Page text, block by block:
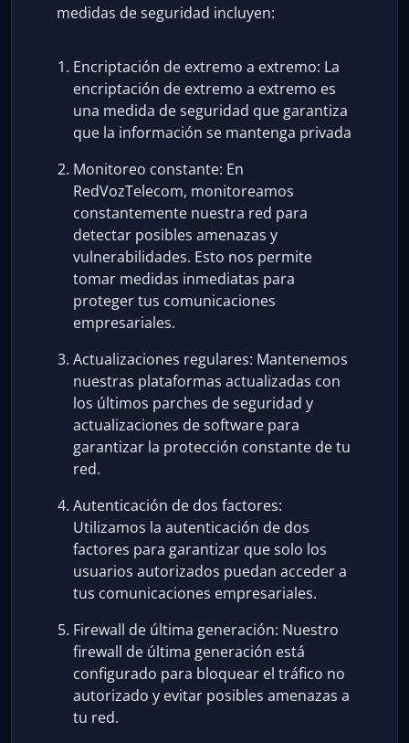
medidas de seguridad incluyen:
Encriptación de extremo a extremo: La
encriptación de extremo a extremo es
una medida de seguridad que garantiza
que la información se mantenga privada
Monitoreo constante: En
RedVozTelecom, monitoreamos
constantemente nuestra red para
detectar posibles amenazas y
vulnerabilidades. Esto nos permite
tomar medidas inmediatas para
proteger tus comunicaciones
empresariales.
Actualizaciones regulares: Mantenemos
nuestras plataformas actualizadas con
los últimos parches de seguridad y
actualizaciones de software para
garantizar la protección constante de tu
red.
Autenticación de dos factores:
Utilizamos la autenticación de dos
factores para garantizar que solo los
usuarios autorizados puedan acceder a
tus comunicaciones empresariales.
Firewall de última generación: Nuestro
firewall de última generación está
configurado para bloquear el tráfico no
autorizado y evitar posibles amenazas a
tu red.